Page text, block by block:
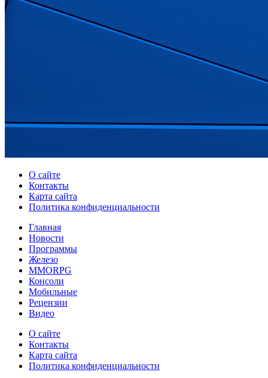
О сайте
Контакты
Карта сайта
Политика конфиденциальности
Главная
Новости
Программы
Железо
MMORPG
Консоли
Мобильные
Рецензии
Видео
О сайте
Контакты
Карта сайта
Политика конфиденциальности